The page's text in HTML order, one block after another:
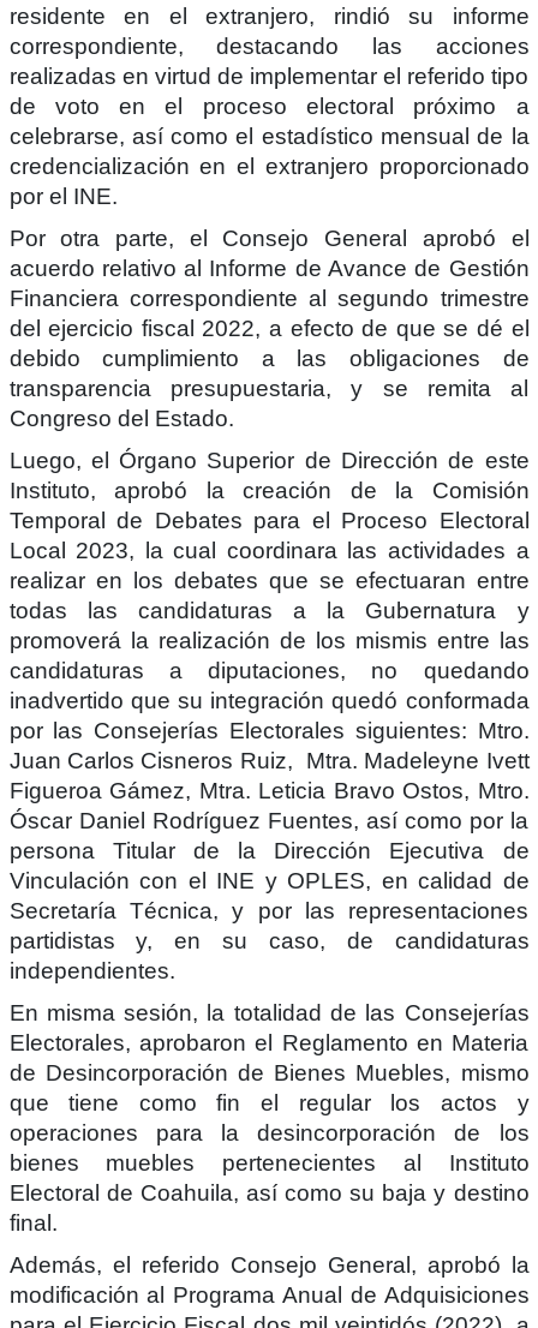
residente en el extranjero, rindió su informe
correspondiente, destacando las acciones
realizadas en virtud de implementar el referido tipo
de voto en el proceso electoral próximo a
celebrarse, así como el estadístico mensual de la
credencialización en el extranjero proporcionado
por el INE.
Por otra parte, el Consejo General aprobó el
acuerdo relativo al Informe de Avance de Gestión
Financiera correspondiente al segundo trimestre
del ejercicio fiscal 2022, a efecto de que se dé el
debido cumplimiento a las obligaciones de
transparencia presupuestaria, y se remita al
Congreso del Estado.
Luego, el Órgano Superior de Dirección de este
Instituto, aprobó la creación de la Comisión
Temporal de Debates para el Proceso Electoral
Local 2023, la cual coordinara las actividades a
realizar en los debates que se efectuaran entre
todas las candidaturas a la Gubernatura y
promoverá la realización de los mismis entre las
candidaturas a diputaciones, no quedando
inadvertido que su integración quedó conformada
por las Consejerías Electorales siguientes: Mtro.
Juan Carlos Cisneros Ruiz, Mtra. Madeleyne Ivett
Figueroa Gámez, Mtra. Leticia Bravo Ostos, Mtro.
Óscar Daniel Rodríguez Fuentes, así como por la
persona Titular de la Dirección Ejecutiva de
Vinculación con el INE y OPLES, en calidad de
Secretaría Técnica, y por las representaciones
partidistas y, en su caso, de candidaturas
independientes.
En misma sesión, la totalidad de las Consejerías
Electorales, aprobaron el Reglamento en Materia
de Desincorporación de Bienes Muebles, mismo
que tiene como fin el regular los actos y
operaciones para la desincorporación de los
bienes muebles pertenecientes al Instituto
Electoral de Coahuila, así como su baja y destino
final.
Además, el referido Consejo General, aprobó la
modificación al Programa Anual de Adquisiciones